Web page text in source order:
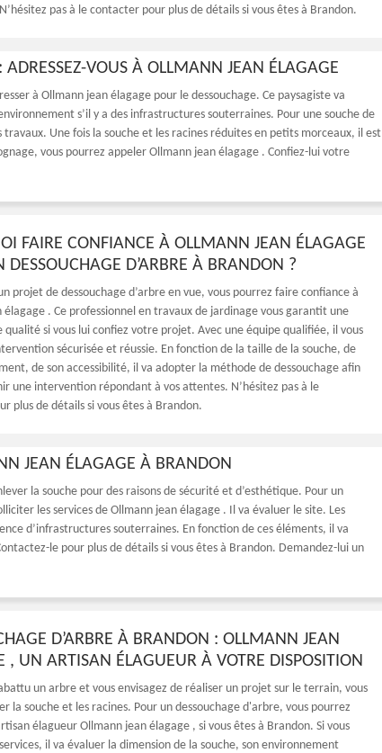
pas à le contacter pour plus de détails si vous êtes à Brandon.
ADRESSEZ-VOUS À OLLMANN JEAN ÉLAGAGE
à Ollmann jean élagage pour le dessouchage. Ce paysagiste va
s’il y a des infrastructures souterraines. Pour une souche de
Une fois la souche et les racines réduites en petits morceaux, il est
vous pourrez appeler Ollmann jean élagage . Confiez-lui votre
FAIRE CONFIANCE À OLLMANN JEAN ÉLAGAGE
DESSOUCHAGE D’ARBRE À BRANDON ?
projet de dessouchage d’arbre en vue, vous pourrez faire confiance à
élagage . Ce professionnel en travaux de jardinage vous garantit une
qualité si vous lui confiez votre projet. Avec une équipe qualifiée, il vous
sécurisée et réussie. En fonction de la taille de la souche, de
de son accessibilité, il va adopter la méthode de dessouchage afin
une intervention répondant à vos attentes. N’hésitez pas à le
plus de détails si vous êtes à Brandon.
JEAN ÉLAGAGE À BRANDON
la souche pour des raisons de sécurité et d’esthétique. Pour un
les services de Ollmann jean élagage . Il va évaluer le site. Les
d’infrastructures souterraines. En fonction de ces éléments, il va
le pour plus de détails si vous êtes à Brandon. Demandez-lui un
D’ARBRE À BRANDON : OLLMANN JEAN
, UN ARTISAN ÉLAGUEUR À VOTRE DISPOSITION
un arbre et vous envisagez de réaliser un projet sur le terrain, vous
la souche et les racines. Pour un dessouchage d'arbre, vous pourrez
élagueur Ollmann jean élagage , si vous êtes à Brandon. Si vous
il va évaluer la dimension de la souche, son environnement